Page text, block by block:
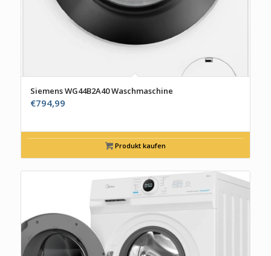
Siemens WG44B2A40 Waschmaschine
€794,99
Produkt kaufen